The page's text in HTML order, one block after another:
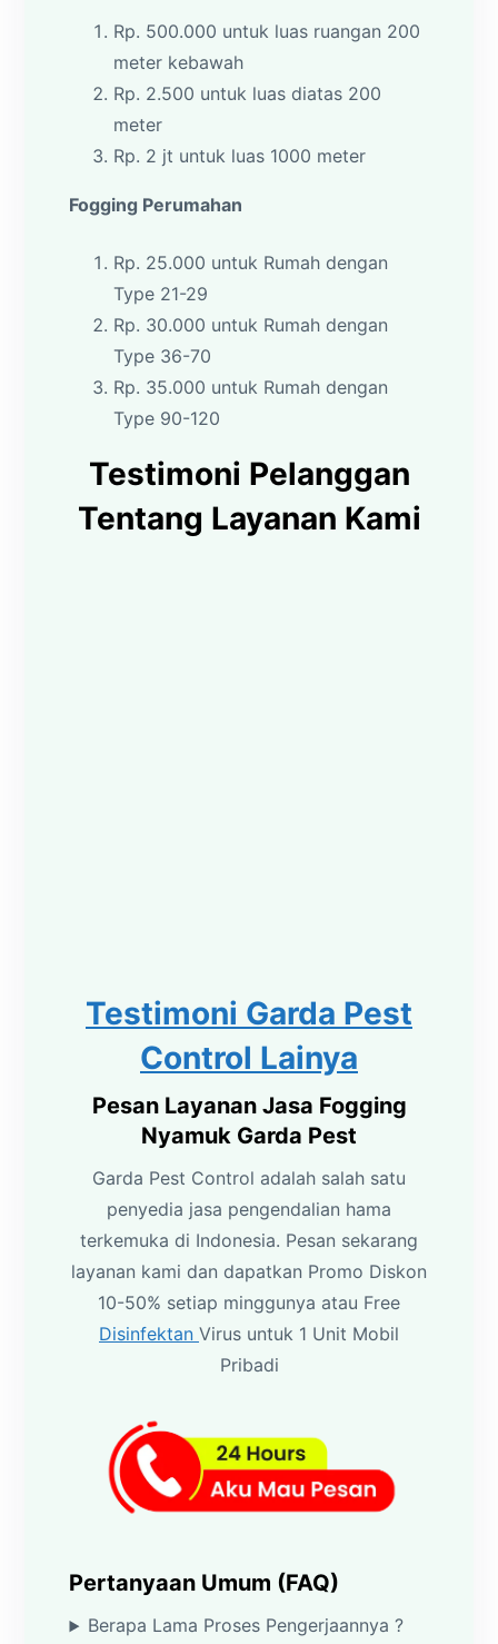
Rp. 500.000 untuk luas ruangan 200
meter kebawah
Rp. 2.500 untuk luas diatas 200
meter
Rp. 2 jt untuk luas 1000 meter
Fogging Perumahan
Rp. 25.000 untuk Rumah dengan
Type 21-29
Rp. 30.000 untuk Rumah dengan
Type 36-70
Rp. 35.000 untuk Rumah dengan
Type 90-120
Testimoni Pelanggan
Tentang Layanan Kami
Testimoni Garda Pest
Control Lainya
Pesan Layanan Jasa Fogging
Nyamuk Garda Pest
Garda Pest Control adalah salah satu
penyedia jasa pengendalian hama
terkemuka di Indonesia. Pesan sekarang
layanan kami dan dapatkan Promo Diskon
10-50% setiap minggunya atau Free
Disinfektan Virus untuk 1 Unit Mobil
Pribadi
Pertanyaan Umum (FAQ)
Berapa Lama Proses Pengerjaannya ?